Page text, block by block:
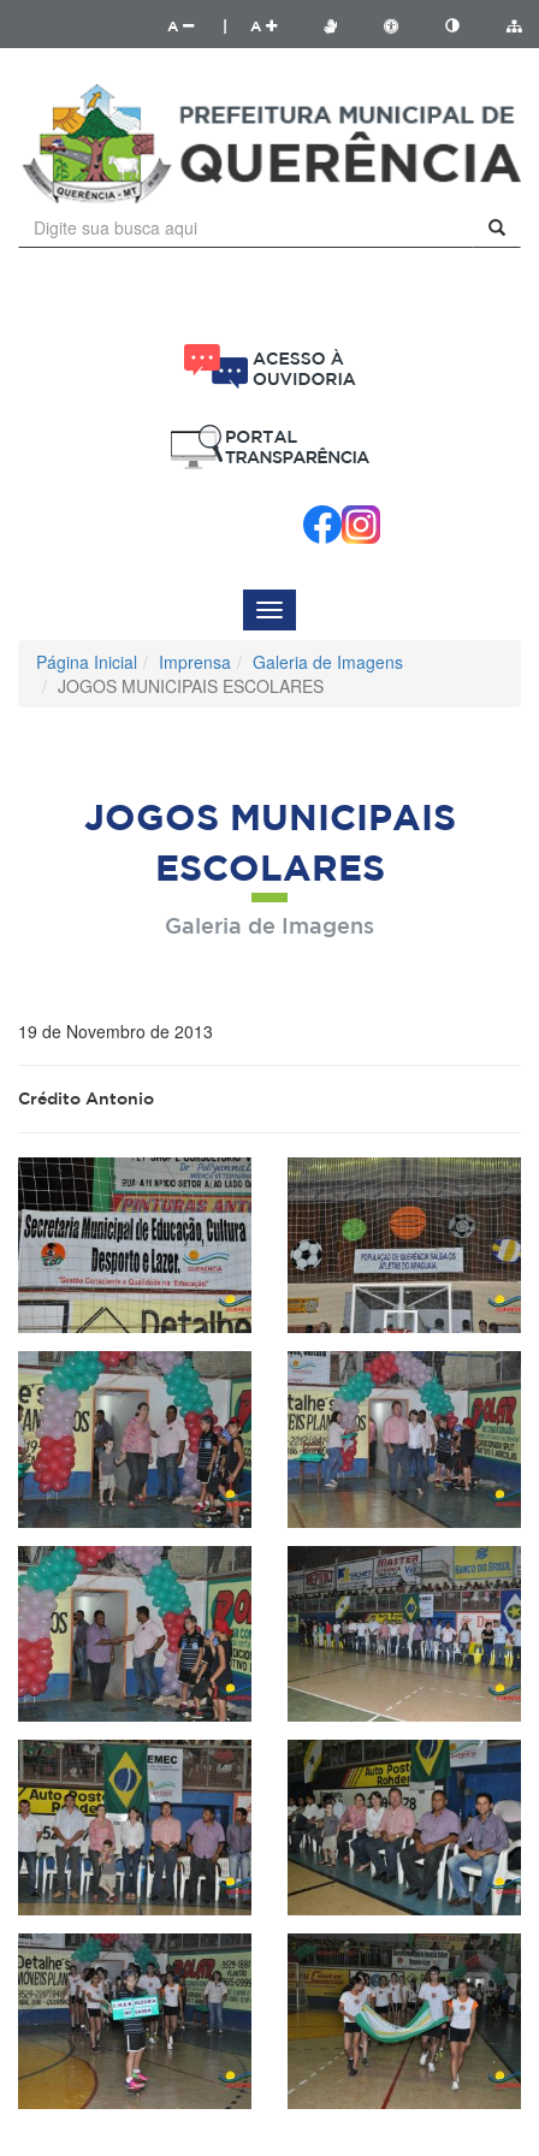
A A
Menu
de
Navegação
Página Inicial Imprensa
Galeria de Imagens
JOGOS MUNICIPAIS ESCOLARES
JOGOS MUNICIPAIS
ESCOLARES
Galeria de Imagens
19 de Novembro de 2013
Crédito Antonio